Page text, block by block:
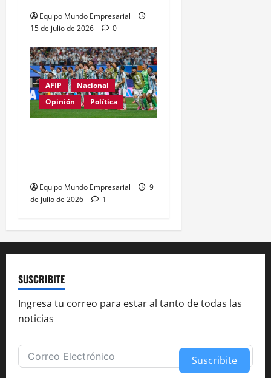
Equipo Mundo Empresarial
15 de julio de 2026
0
AFIP
Nacional
Opinión
Política
Equipo Mundo Empresarial
9
de julio de 2026
1
SUSCRIBITE
Ingresa tu correo para estar al tanto de todas las
noticias
Suscribite